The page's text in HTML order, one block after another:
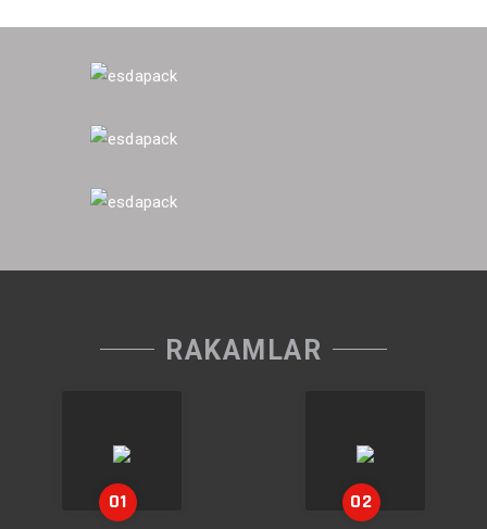
RAKAMLAR